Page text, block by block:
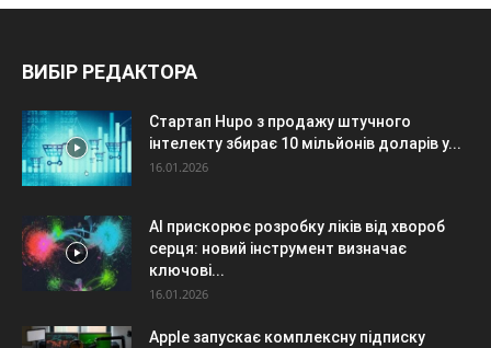
ВИБІР РЕДАКТОРА
Стартап Hupo з продажу штучного
інтелекту збирає 10 мільйонів доларів у...
16.01.2026
AI прискорює розробку ліків від хвороб
серця: новий інструмент визначає
ключові...
16.01.2026
Apple запускає комплексну підписку